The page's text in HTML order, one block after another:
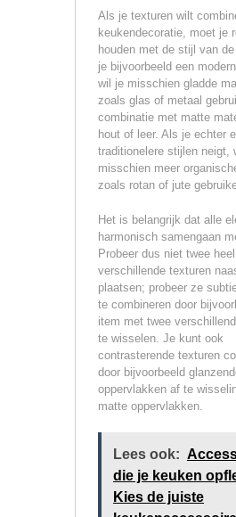
Als je texturen wilt
keukendecoratie, moet je
houden met de stijl van
je bijvoorbeeld een
wil je misschien gladde
zoals glas of metaal
combinatie met matte
hout of leer. Als je echter
traditionelere stijlen neigt,
misschien meer
zoals rotan of jute
Het is belangrijk dat alle
harmonisch samengaan
Probeer dus niet twee heel
verschillende texturen
plaatsen; probeer ze
te combineren door
item met twee
te wisselen. Je kunt ook
contrasterende texturen
door bijvoorbeeld
oppervlakken af te
matte oppervlakken.
Lees ook:
die je keuken
Kies de juiste